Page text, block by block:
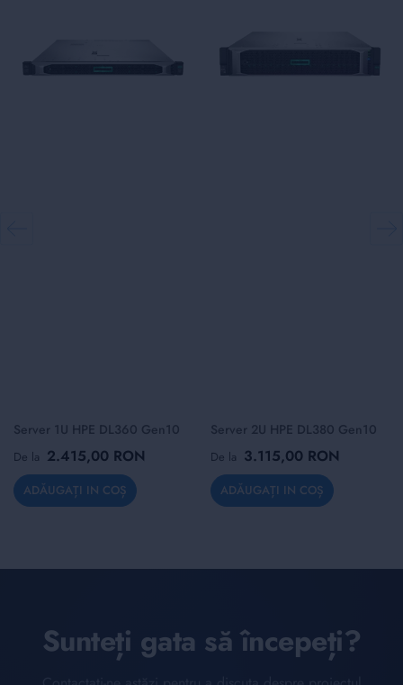
Server 1U HPE DL360 Gen10
De la 2.415,00 RON
ADĂUGAȚI IN COȘ
Server 2U HPE DL380 Gen10
De la 3.115,00 RON
ADĂUGAȚI IN COȘ
Sunteți gata să începeți?